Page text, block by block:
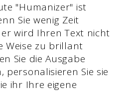
"Humanizer" ist
Sie wenig Zeit
wird Ihren Text nicht
Weise zu brillant
Sie die Ausgabe
personalisieren Sie sie
ihr Ihre eigene